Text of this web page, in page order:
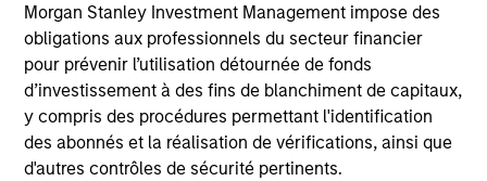
Morgan Stanley Investment Management impose des
obligations aux professionnels du secteur financier
pour prévenir l’utilisation détournée de fonds
d’investissement à des fins de blanchiment de capitaux,
y compris des procédures permettant l'identification
des abonnés et la réalisation de vérifications, ainsi que
d'autres contrôles de sécurité pertinents.
The information on this page is for informational
purposes only. The information contained herein does
not constitute and should not be construed as an
offering of advisory services or an offer to sell or a
solicitation of an offer to buy any securities in any
jurisdiction in which such offer or solicitation,
purchase or sale would be unlawful under the
securities, insurance or other laws of such jurisdiction.